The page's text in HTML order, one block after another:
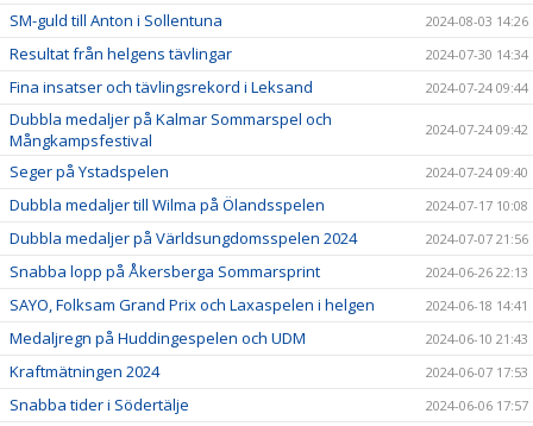
SM-guld till Anton i Sollentuna 2024-08-03 14:26
Resultat från helgens tävlingar 2024-07-30 14:34
Fina insatser och tävlingsrekord i Leksand 2024-07-24 09:44
Dubbla medaljer på Kalmar Sommarspel och
Mångkampsfestival
2024-07-24 09:42
Seger på Ystadspelen 2024-07-24 09:40
Dubbla medaljer till Wilma på Ölandsspelen 2024-07-17 10:08
Dubbla medaljer på Världsungdomsspelen 2024 2024-07-07 21:56
Snabba lopp på Åkersberga Sommarsprint 2024-06-26 22:13
SAYO, Folksam Grand Prix och Laxaspelen i helgen 2024-06-18 14:41
Medaljregn på Huddingespelen och UDM 2024-06-10 21:43
Kraftmätningen 2024 2024-06-07 17:53
Snabba tider i Södertälje 2024-06-06 17:57